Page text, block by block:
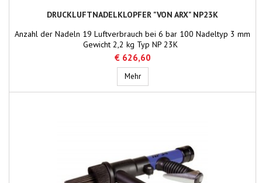
DRUCKLUFTNADELKLOPFER "VON ARX" NP23K
Anzahl der Nadeln 19 Luftverbrauch bei 6 bar 100 Nadeltyp 3 mm
Gewicht 2,2 kg Typ NP 23K
€ 626,60
MehrDruckluftnadelklopfer "von Arx"